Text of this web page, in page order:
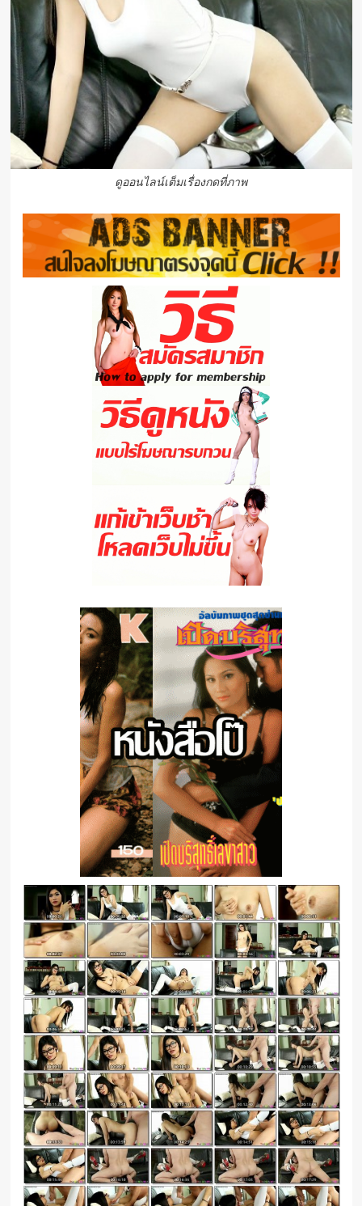
ดูออนไลน์เต็มเรื่องกดที่ภาพ